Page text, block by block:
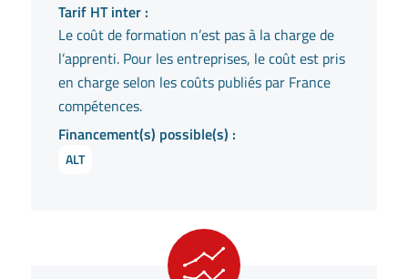
Tarif HT inter :
Le coût de formation n’est pas à la charge de
l’apprenti. Pour les entreprises, le coût est pris
en charge selon les coûts publiés par France
compétences.
Financement(s) possible(s) :
ALT